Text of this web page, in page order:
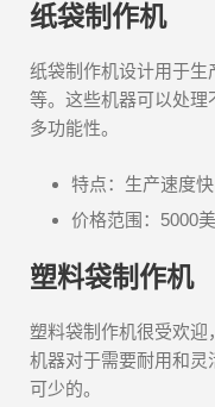
纸袋制作机
纸袋制作机设计用于
等。这些机器可以处理
多功能性。
特点：生产速度
价格范围：5000
塑料袋制作机
塑料袋制作机很受欢迎
机器对于需要耐用和灵
可少的。